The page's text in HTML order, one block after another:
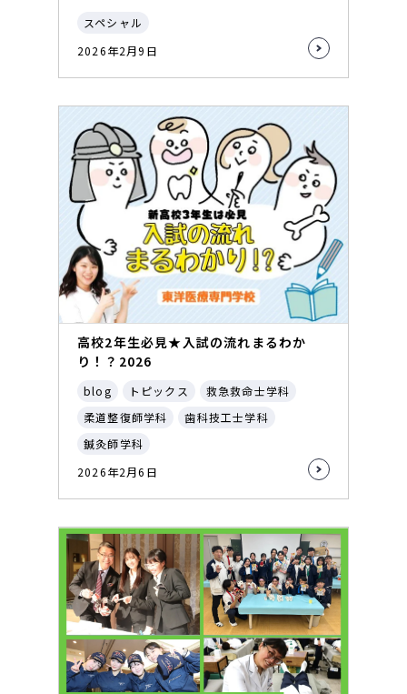
スペシャル
2026年2月9日
高校2年生必見★入試の流れまるわか
り！？2026
blog トピックス
救急救命士学科
柔道整復師学科
歯科技工士学科
鍼灸師学科
2026年2月6日